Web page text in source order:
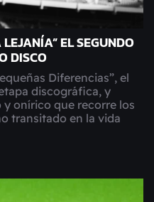
EL SEGUNDO
DISCO
Diferencias”, el
discográfica, y
onírico que recorre los
transitado en la vida